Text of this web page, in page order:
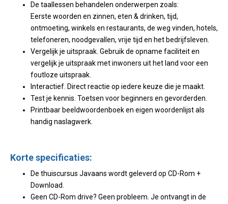
De taallessen behandelen onderwerpen zoals:
Eerste woorden en zinnen, eten & drinken, tijd,
ontmoeting, winkels en restaurants, de weg vinden, hotels,
telefoneren, noodgevallen, vrije tijd en het bedrijfsleven.
Vergelijk je uitspraak. Gebruik de opname faciliteit en
vergelijk je uitspraak met inwoners uit het land voor een
foutloze uitspraak.
Interactief. Direct reactie op iedere keuze die je maakt.
Test je kennis. Toetsen voor beginners en gevorderden.
Printbaar beeldwoordenboek en eigen woordenlijst als
handig naslagwerk.
Korte specificaties:
De thuiscursus Javaans wordt geleverd op CD-Rom +
Download.
Geen CD-Rom drive? Geen probleem. Je ontvangt in de